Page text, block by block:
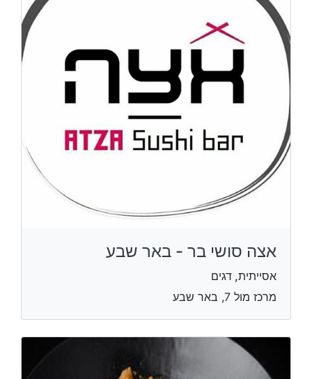
אצה סושי בר - באר שבע
אסייתית, דגים
מרכז מול 7, באר שבע